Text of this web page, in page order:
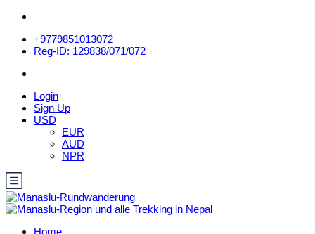
+9779851013072
Reg-ID: 129838/071/072
Login
Sign Up
USD
EUR
AUD
NPR
Home